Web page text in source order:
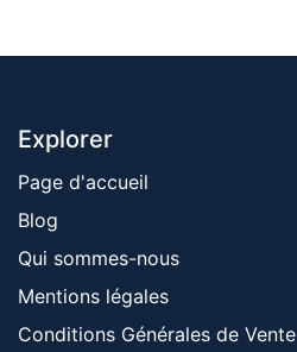
Explorer
Page d'accueil
Blog
Qui sommes-nous
Mentions ​légales
Conditions Générales de Vente